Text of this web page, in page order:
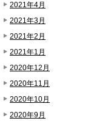
2021年4月
2021年3月
2021年2月
2021年1月
2020年12月
2020年11月
2020年10月
2020年9月